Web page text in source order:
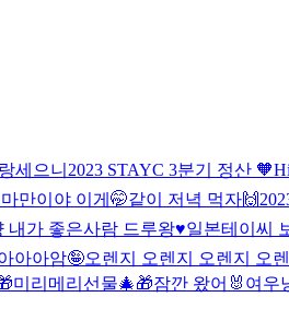
세으니 2023 STAYC 3분기 정산 🧡
만이야 이게🤭같이 저녁 먹자🙌
내가 좋은사람 드루왕♥️일본테이씨
아아암🤪오렌지 오렌지 오렌지 오
미리메리선물🎄🎁잠깐 왔어🐰 여우